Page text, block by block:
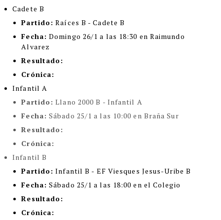
Cadete B
Partido: Raíces B - Cadete B
Fecha: Domingo 26/1 a las 18:30 en Raimundo
Alvarez
Resultado:
Crónica:
Infantil A
Partido: Llano 2000 B - Infantil A
Fecha: Sábado 25/1 a las 10:00 en Braña Sur
Resultado:
Crónica:
Infantil B
Partido: Infantil B - EF Viesques Jesus-Uribe B
Fecha: Sábado 25/1 a las 18:00 en el Colegio
Resultado:
Crónica: